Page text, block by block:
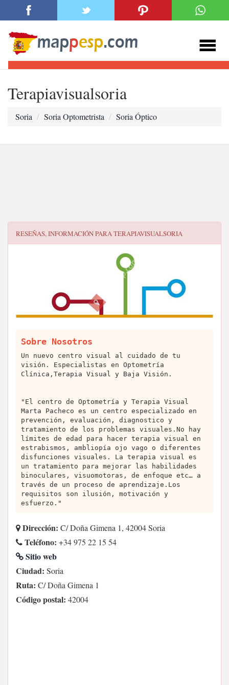
Terapiavisualsoria
Soria Soria Optometrista Soria Óptico
RESEÑAS, INFORMACIÓN PARATERAPIAVISUALSORIA
Sobre Nosotros
Un nuevo centro visual al cuidado de tu
visión. Especialistas en Optometría
Clínica,Terapia Visual y Baja Visión.
"El centro de Optometría y Terapia Visual
Marta Pacheco es un centro especializado en
prevención, evaluación, diagnostico y
tratamiento de los problemas visuales.No hay
límites de edad para hacer terapia visual en
estrabismos, ambliopía ojo vago o diferentes
disfunciones visuales. La terapia visual es
un tratamiento para mejorar las habilidades
binoculares, visuomotoras, de enfoque etc… a
través de un proceso de aprendizaje.Los
requisitos son ilusión, motivación y
esfuerzo."
Dirección: C/ Doña Gimena 1, 42004 Soria
Teléfono: +34 975 22 15 54
Sitio web
Ciudad: Soria
Ruta: C/ Doña Gimena 1
Código postal: 42004